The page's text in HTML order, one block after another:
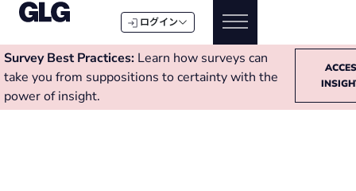
ログイン
Survey Best Practices: Learn how surveys can
take you from suppositions to certainty with the
power of insight.